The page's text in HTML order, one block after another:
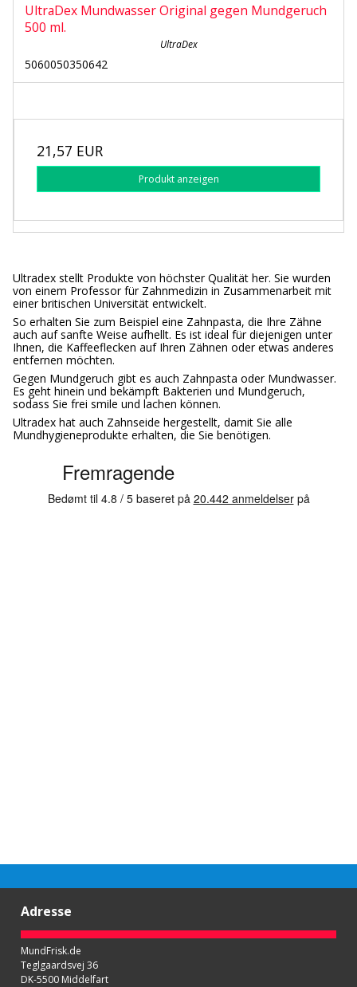
UltraDex Mundwasser Original gegen Mundgeruch
500 ml.
UltraDex
5060050350642
21,57 EUR
Produkt anzeigen
Ultradex stellt Produkte von höchster Qualität her. Sie wurden
von einem Professor für Zahnmedizin in Zusammenarbeit mit
einer britischen Universität entwickelt.
So erhalten Sie zum Beispiel eine Zahnpasta, die Ihre Zähne
auch auf sanfte Weise aufhellt. Es ist ideal für diejenigen unter
Ihnen, die Kaffeeflecken auf Ihren Zähnen oder etwas anderes
entfernen möchten.
Gegen Mundgeruch gibt es auch Zahnpasta oder Mundwasser.
Es geht hinein und bekämpft Bakterien und Mundgeruch,
sodass Sie frei smile und lachen können.
Ultradex hat auch Zahnseide hergestellt, damit Sie alle
Mundhygieneprodukte erhalten, die Sie benötigen.
Adresse
MundFrisk.de
Teglgaardsvej 36
DK-5500 Middelfart